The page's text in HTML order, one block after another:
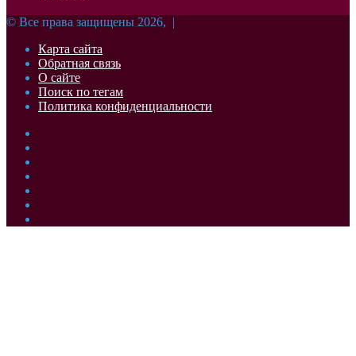
© Все права защищены 2026, |
Карта сайта
Обратная связь
О сайте
Поиск по тегам
Политика конфиденциальности